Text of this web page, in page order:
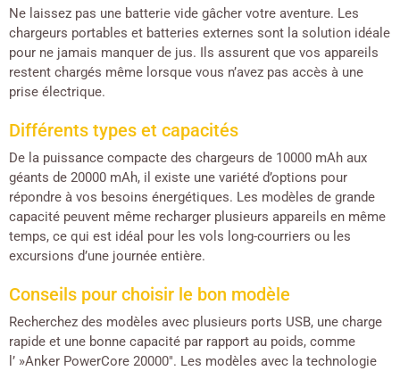
Ne laissez pas une batterie vide gâcher votre aventure. Les
chargeurs portables et batteries externes sont la solution idéale
pour ne jamais manquer de jus. Ils assurent que vos appareils
restent chargés même lorsque vous n’avez pas accès à une
prise électrique.
Différents types et capacités
De la puissance compacte des chargeurs de 10000 mAh aux
géants de 20000 mAh, il existe une variété d’options pour
répondre à vos besoins énergétiques. Les modèles de grande
capacité peuvent même recharger plusieurs appareils en même
temps, ce qui est idéal pour les vols long-courriers ou les
excursions d’une journée entière.
Conseils pour choisir le bon modèle
Recherchez des modèles avec plusieurs ports USB, une charge
rapide et une bonne capacité par rapport au poids, comme
l’ »Anker PowerCore 20000″. Les modèles avec la technologie